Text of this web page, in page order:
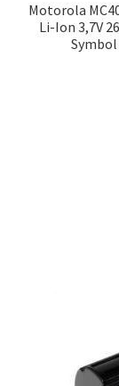
Motorola
Li-Ion 3,7V
Symbol